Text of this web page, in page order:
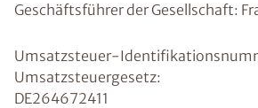
Geschäftsführer der Gesellschaft:
Umsatzsteuer-
Umsatzsteuergesetz:
DE264672411